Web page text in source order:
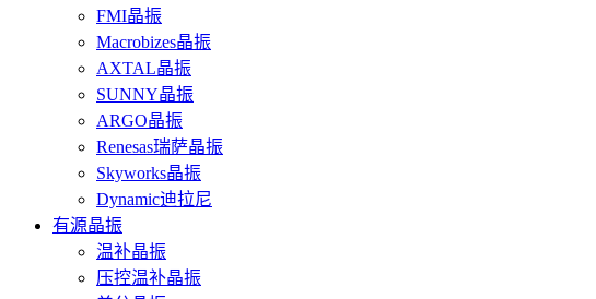
FMI晶振
Macrobizes晶振
AXTAL晶振
SUNNY晶振
ARGO晶振
Renesas瑞萨晶振
Skyworks晶振
Dynamic迪拉尼
有源晶振
温补晶振
压控温补晶振